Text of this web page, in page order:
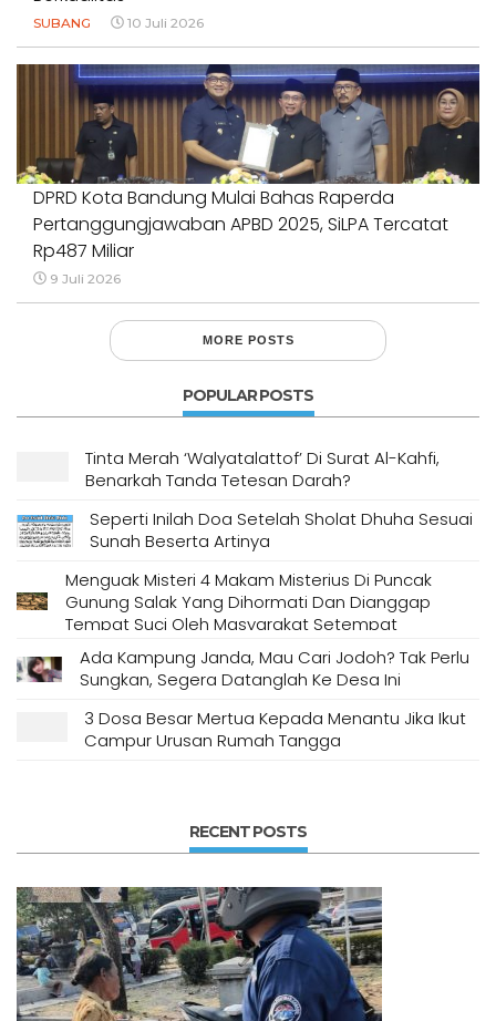
SUBANG 10 Juli 2026
DPRD Kota Bandung Mulai Bahas Raperda
Pertanggungjawaban APBD 2025, SiLPA Tercatat
Rp487 Miliar
9 Juli 2026
MORE POSTS
POPULAR POSTS
Tinta Merah ‘Walyatalattof’ Di Surat Al-Kahfi,
Benarkah Tanda Tetesan Darah?
Seperti Inilah Doa Setelah Sholat Dhuha Sesuai
Sunah Beserta Artinya
Menguak Misteri 4 Makam Misterius Di Puncak
Gunung Salak Yang Dihormati Dan Dianggap
Tempat Suci Oleh Masyarakat Setempat
Ada Kampung Janda, Mau Cari Jodoh? Tak Perlu
Sungkan, Segera Datanglah Ke Desa Ini
3 Dosa Besar Mertua Kepada Menantu Jika Ikut
Campur Urusan Rumah Tangga
RECENT POSTS